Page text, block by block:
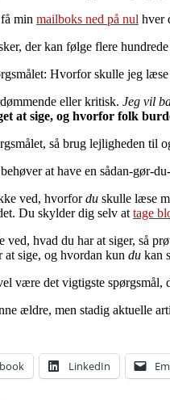
min mailboks ned på nul hver
der kan følge flere
Hvorfor skulle jeg læse
eller kritisk. Jeg vil
at sige, og hvorfor folk
så brug lejligheden til
at have en sådan-gør-
ved, hvorfordu skulle læse
Du skylder dig selv at tage
hvad du har at siger, så
sige, og hvordan kun du kan
være det vigtigste spørgsmål,
ældre, men stadig aktuelle
LinkedIn